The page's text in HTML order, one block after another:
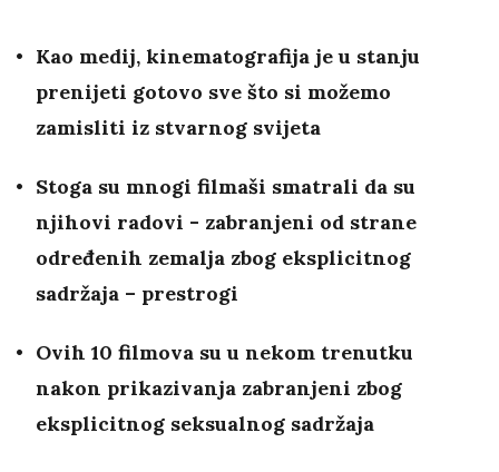
Kao medij, kinematografija je u stanju
prenijeti gotovo sve što si možemo
zamisliti iz stvarnog svijeta
Stoga su mnogi filmaši smatrali da su
njihovi radovi - zabranjeni od strane
određenih zemalja zbog eksplicitnog
sadržaja – prestrogi
Ovih 10 filmova su u nekom trenutku
nakon prikazivanja zabranjeni zbog
eksplicitnog seksualnog sadržaja